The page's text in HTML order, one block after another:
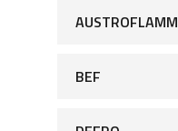
AUSTROFLAMM
BEF